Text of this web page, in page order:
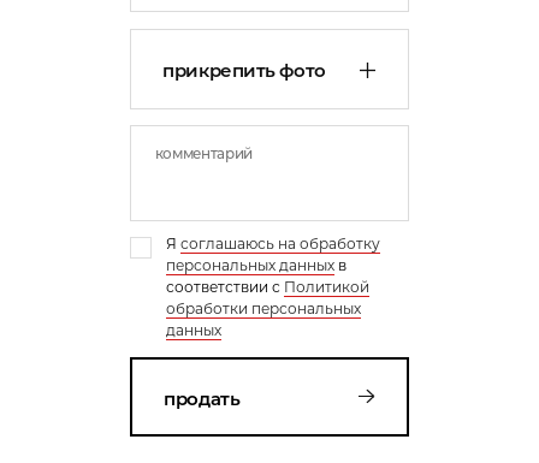
прикрепить фото
Я соглашаюсь на обработку
персональных данныхв
соответствии с Политикой
обработки персональных
данных
продать